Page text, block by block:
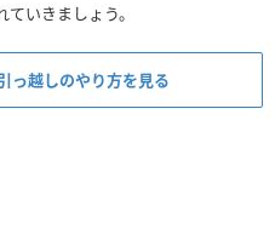
いきましょう。
っ越しのやり方を見る